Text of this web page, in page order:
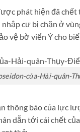
phát hiện đã chết
cư bị chặn ở
vệ bờ viển Ý cho
của-Hải-quân-
thông báo của lực
dẫn tới cái chết